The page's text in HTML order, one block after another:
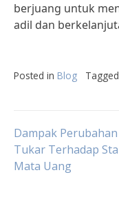
berjuang untuk
adil dan
Posted in Blog Tagged
Post
Dampak
Tukar Terhadap
Mata Uang